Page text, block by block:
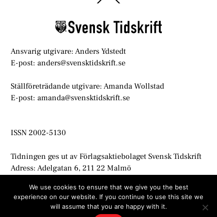
To
Ansvarig utgivare: Anders Ydstedt
E-post: anders@svensktidskrift.se
Ställföreträdande utgivare: Amanda Wollstad
E-post: amanda@svensktidskrift.se
ISSN 2002-5130
Tidningen ges ut av Förlagsaktiebolaget Svensk Tidskrift
Adress: Adelgatan 6, 211 22 Malmö
© Svensk Tidskrift 2021
We use cookies to ensure that we give you the best
experience on our website. If you continue to use this site we
will assume that you are happy with it.